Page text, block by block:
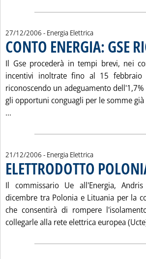
27/12/2006 - Energia Elettrica
CONTO ENERGIA: GSE
Il Gse procederà in tempi brevi, nei
incentivi inoltrate fino al 15
riconoscendo un adeguamento
gli opportuni conguagli per le somme già
...
21/12/2006 - Energia Elettrica
ELETTRODOTTO
Il commissario Ue all'Energia,
dicembre tra Polonia e Lituania per la
che consentirà di rompere
collegarle alla rete elettrica europea